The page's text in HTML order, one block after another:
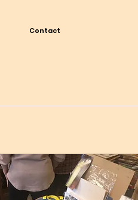
Contact